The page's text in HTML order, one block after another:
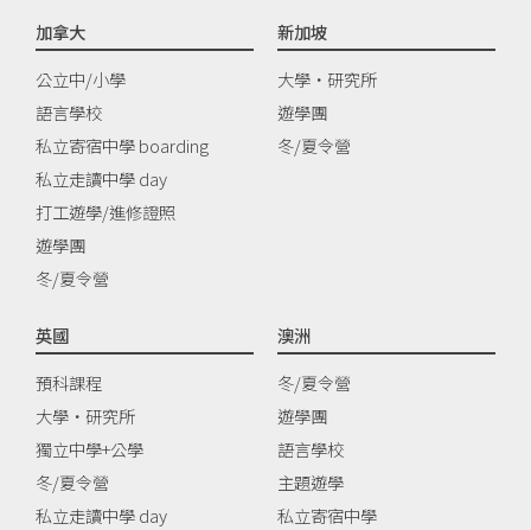
加拿大
公立中/小學
語言學校
私立寄宿中學 boarding
私立走讀中學 day
打工遊學/進修證照
遊學團
冬/夏令營
新加坡
大學‧研究所
遊學團
冬/夏令營
英國
預科課程
大學‧研究所
獨立中學+公學
冬/夏令營
私立走讀中學 day
澳洲
冬/夏令營
遊學團
語言學校
主題遊學
私立寄宿中學